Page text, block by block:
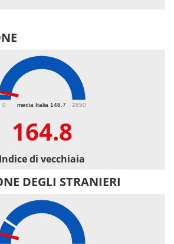
media Italia 148.7
0 2850
164.8
Indice di vecchiaia
DEGLI STRANIERI